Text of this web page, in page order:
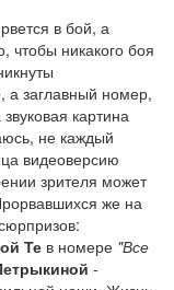
в бой, а
чтобы никакого боя
а заглавный номер,
картина
не каждый
видеоверсию
зрителя может
же на
Те в номере "Все
-